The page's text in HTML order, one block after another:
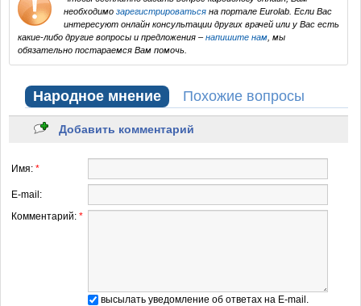
необходимо зарегистрироваться на портале Eurolab. Если Вас
интересуют онлайн консультации других врачей или у Вас есть
какие-либо другие вопросы и предложения – напишите нам , мы
обязательно постараемся Вам помочь.
Народное мнение Похожие вопросы
Добавить комментарий
Имя: *
E-mail:
Комментарий: *
высылать уведомление об ответах на E-mail.